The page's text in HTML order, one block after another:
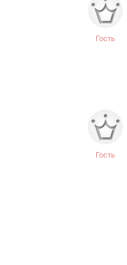
Гость
Гость